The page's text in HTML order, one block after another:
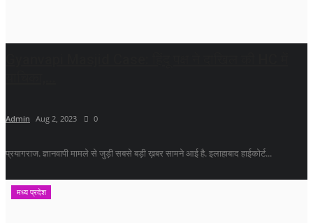
Admin Aug 2, 2023 0
प्रयागराज. ज्ञानवापी मामले से जुड़ी सबसे बड़ी ख़बर सामने आई है. इलाहाबाद हाईकोर्ट...
मध्य प्रदेश